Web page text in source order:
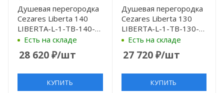
Душевая перегородка
Cezares Liberta 140
LIBERTA-L-1-TB-140-C-
Cr профиль Хром
стекло прозрачное
Есть на складе
28 620₽/шт
КУПИТЬ
Душевая перегородка
Cezares Liberta 130
LIBERTA-L-1-TB-130-C-
NERO профиль Черный
матовый стекло
прозрачное
Есть на складе
27 720₽/шт
КУПИТЬ